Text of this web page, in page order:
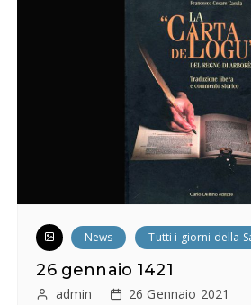
News Tutti i giorni della
26 gennaio 1421
admin 26 Gennaio 2021